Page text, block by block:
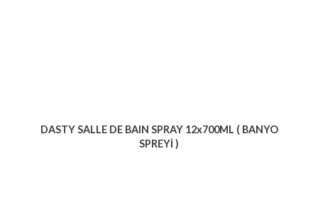
DASTY SALLE DE BAIN SPRAY 12x700ML ( BANYO
SPREYİ )